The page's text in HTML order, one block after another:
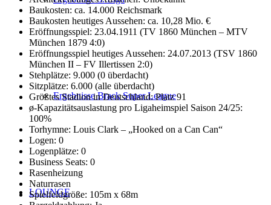
Ergebnisse Brack Super League
LOUNGE
Baukosten: ca. 14.000 Reichsmark
Baukosten heutiges Aussehen: ca. 10,28 Mio. €
Eröffnungsspiel: 23.04.1911 (TV 1860 München – MTV
München 1879 4:0)
Eröffnungsspiel heutiges Aussehen: 24.07.2013 (TSV 1860
München II – FV Illertissen 2:0)
Stehplätze: 9.000 (0 überdacht)
Sitzplätze: 6.000 (alle überdacht)
Größtes Stadion in Deutschland: Platz 91
ø-Kapazitätsauslastung pro Ligaheimspiel Saison 24/25:
100%
Torhymne: Louis Clark – „Hooked on a Can Can“
Logen: 0
Logenplätze: 0
Business Seats: 0
Rasenheizung
Naturrasen
Spielfeldgröße: 105m x 68m